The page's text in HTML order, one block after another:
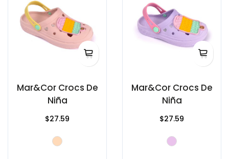
Mar&Cor Crocs De
Niña
$27.59
Mar&Cor Crocs De
Niña
$27.59